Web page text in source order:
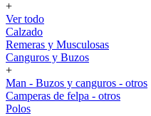
+
Ver todo
Calzado
Remeras y Musculosas
Canguros y Buzos
+
Man - Buzos y canguros - otros
Camperas de felpa - otros
Polos